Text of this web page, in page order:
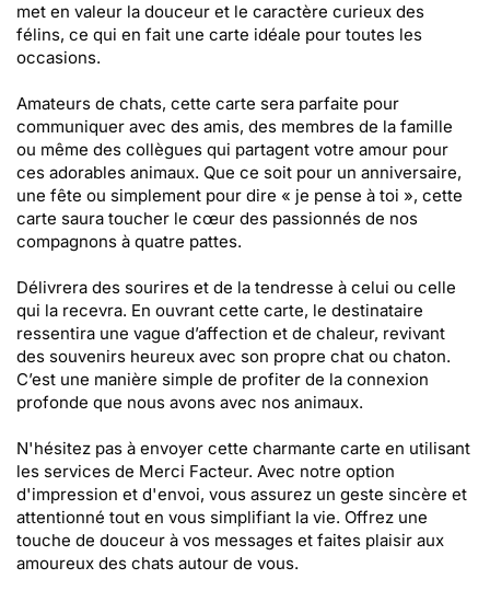
met en valeur la douceur et le caractère curieux des
félins, ce qui en fait une carte idéale pour toutes les
occasions.
Amateurs de chats, cette carte sera parfaite pour
communiquer avec des amis, des membres de la famille
ou même des collègues qui partagent votre amour pour
ces adorables animaux. Que ce soit pour un anniversaire,
une fête ou simplement pour dire « je pense à toi », cette
carte saura toucher le cœur des passionnés de nos
compagnons à quatre pattes.
Délivrera des sourires et de la tendresse à celui ou celle
qui la recevra. En ouvrant cette carte, le destinataire
ressentira une vague d’affection et de chaleur, revivant
des souvenirs heureux avec son propre chat ou chaton.
C’est une manière simple de profiter de la connexion
profonde que nous avons avec nos animaux.
N'hésitez pas à envoyer cette charmante carte en utilisant
les services de Merci Facteur. Avec notre option
d'impression et d'envoi, vous assurez un geste sincère et
attentionné tout en vous simplifiant la vie. Offrez une
touche de douceur à vos messages et faites plaisir aux
amoureux des chats autour de vous.